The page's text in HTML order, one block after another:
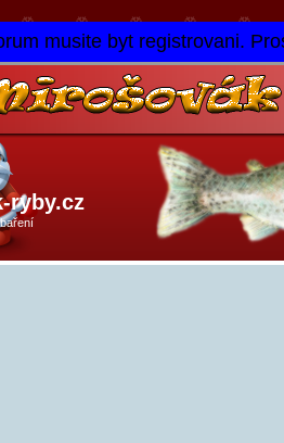
musite byt registrovani.
ryby.cz